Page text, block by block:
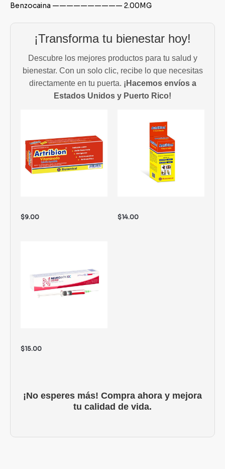
Benzocaina —————————— 2.00MG
¡Transforma tu bienestar hoy!
Descubre los mejores productos para tu salud y
bienestar. Con un solo clic, recibe lo que necesitas
directamente en tu puerta. ¡Hacemos envíos a
Estados Unidos y Puerto Rico!
$9.00 $14.00
$15.00
¡No esperes más! Compra ahora y mejora
tu calidad de vida.